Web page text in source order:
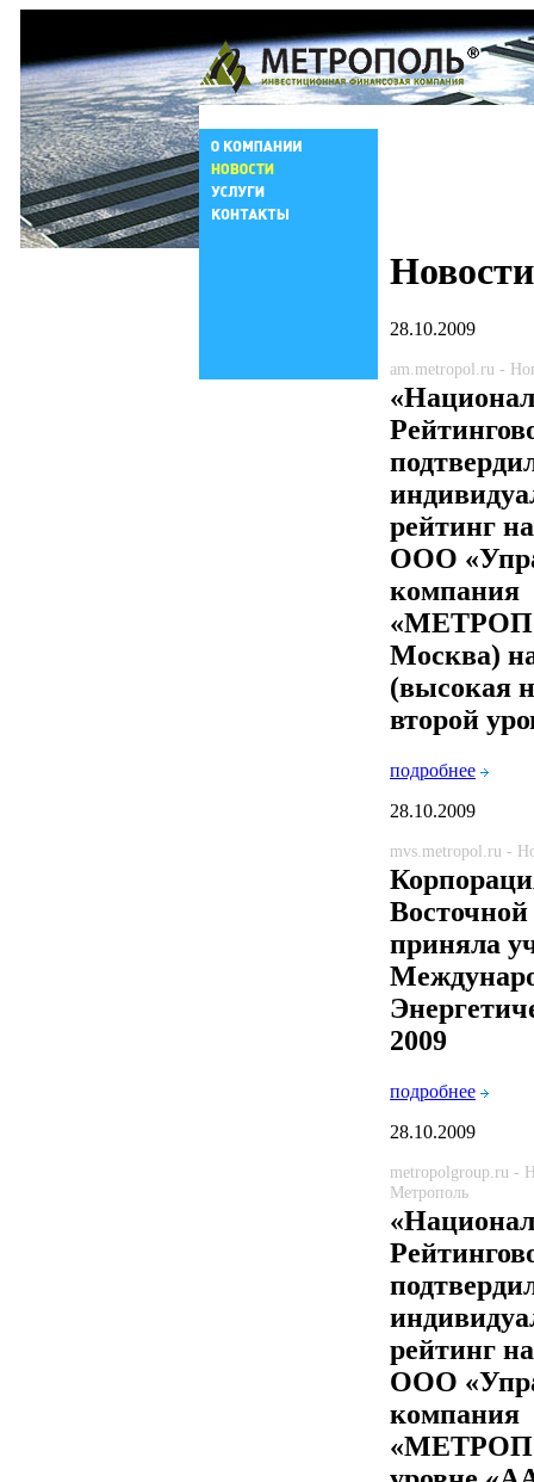
28.10.2009
am.metropol.ru -
рейтинг
ООО
компания
Москва)
(высокая
второй
подробнее
28.10.2009
mvs.metropol.ru -
приняла
2009
подробнее
28.10.2009
metropolgroup.ru -
Метрополь
рейтинг
ООО
компания